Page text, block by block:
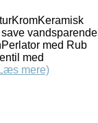
vandsparende
med Rub
med
mere)